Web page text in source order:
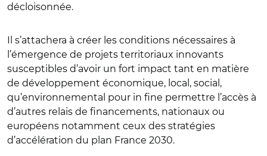
décloisonnée.
Il s’attachera à créer les conditions nécessaires à
l’émergence de projets territoriaux innovants
susceptibles d’avoir un fort impact tant en matière
de développement économique, local, social,
qu’environnemental pour in fine permettre l’accès à
d’autres relais de financements, nationaux ou
européens notamment ceux des stratégies
d’accélération du plan France 2030.